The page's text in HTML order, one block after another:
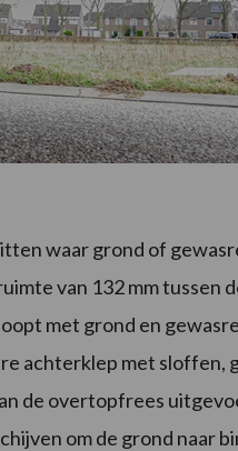
waar grond of
van 132 mm tussen
met grond en
achterklep met sloffen,
de overtopfrees
om de grond naar